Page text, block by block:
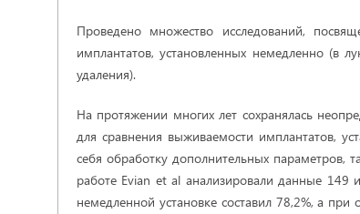
Проведено множество исследований,
имплантатов, установленных немедленно (в
удаления).
На протяжении многих лет сохранялась
для сравнения выживаемости имплантатов,
себя обработку дополнительных параметров,
работе Evian et al анализировали данные 149
немедленной установке составил 78,2%, а